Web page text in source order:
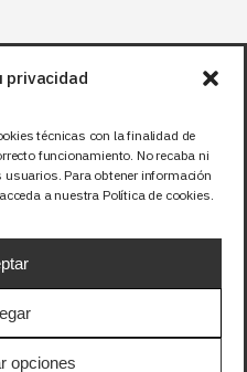
privacidad
técnicas con la finalidad de
funcionamiento. No recaba ni
usuarios. Para obtener información
a nuestra Política de cookies.
opciones
RAEE incluida en